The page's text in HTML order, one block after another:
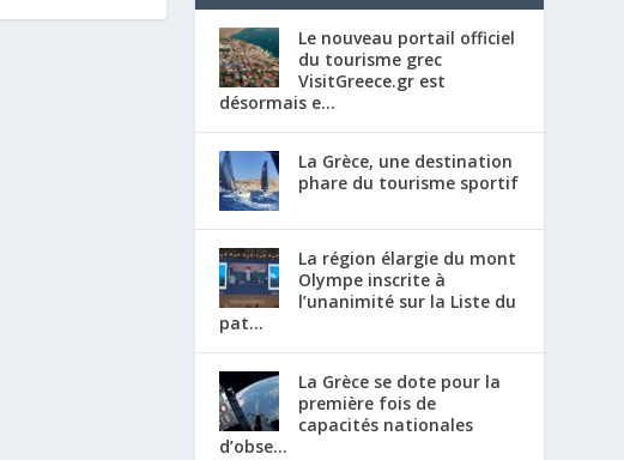
Le nouveau portail officiel
du tourisme grec
VisitGreece.gr est
désormais e...
La Grèce, une destination
phare du tourisme sportif
La région élargie du mont
Olympe inscrite à
l’unanimité sur la Liste du
pat...
La Grèce se dote pour la
première fois de
capacités nationales
d’obse...